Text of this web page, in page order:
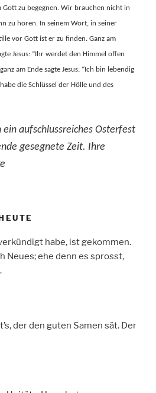
zu begegnen. Wir brauchen nicht in
zu hören. In seinem Wort, in seiner
vor Gott ist er zu finden. Ganz am
Jesus: “Ihr werdet den Himmel offen
am Ende sagte Jesus: “Ich bin lebendig
die Schlüssel der Hölle und des
ein aufschlussreiches Osterfest
gesegnete Zeit. Ihre
habe, ist gekommen.
Neues; ehe denn es sprosst,
der den guten Samen sät. Der